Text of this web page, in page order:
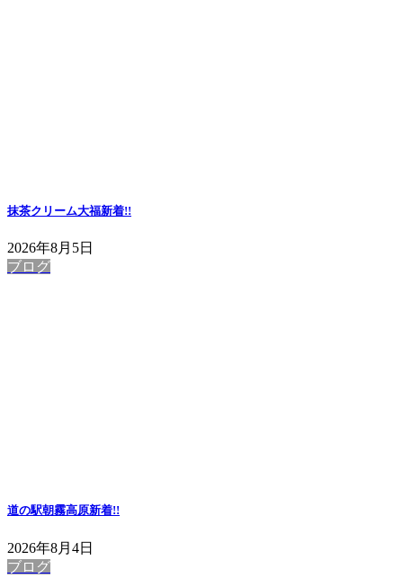
抹茶クリーム大福新着!!
2026年8月5日
ブログ
道の駅朝霧高原新着!!
2026年8月4日
ブログ